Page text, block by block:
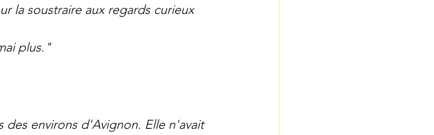
la soustraire aux regards curieux
plus."
des environs d'Avignon. Elle n'avait